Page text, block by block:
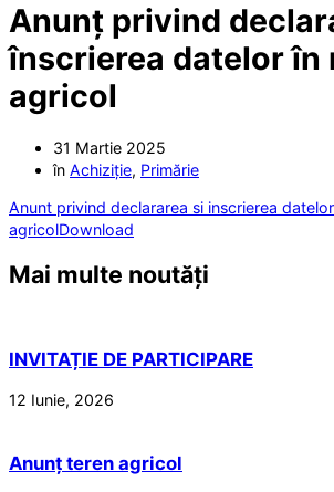
Anunț privind
înscrierea datelor în
agricol
31 Martie 2025
în Achiziție, Primărie
Anunt privind declararea si inscrierea
agricolDownload
Mai multe noutăți
INVITAȚIE DE PARTICIPARE
12 Iunie, 2026
Anunț teren agricol